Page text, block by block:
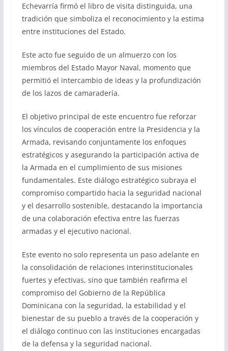
Echevarría firmó el libro de visita distinguida, una
tradición que simboliza el reconocimiento y la estima
entre instituciones del Estado.
Este acto fue seguido de un almuerzo con los
miembros del Estado Mayor Naval, momento que
permitió el intercambio de ideas y la profundización
de los lazos de camaradería.
El objetivo principal de este encuentro fue reforzar
los vínculos de cooperación entre la Presidencia y la
Armada, revisando conjuntamente los enfoques
estratégicos y asegurando la participación activa de
la Armada en el cumplimiento de sus misiones
fundamentales. Este diálogo estratégico subraya el
compromiso compartido hacia la seguridad nacional
y el desarrollo sostenible, destacando la importancia
de una colaboración efectiva entre las fuerzas
armadas y el ejecutivo nacional.
Este evento no solo representa un paso adelante en
la consolidación de relaciones interinstitucionales
fuertes y efectivas, sino que también reafirma el
compromiso del Gobierno de la República
Dominicana con la seguridad, la estabilidad y el
bienestar de su pueblo a través de la cooperación y
el diálogo continuo con las instituciones encargadas
de la defensa y la seguridad nacional.